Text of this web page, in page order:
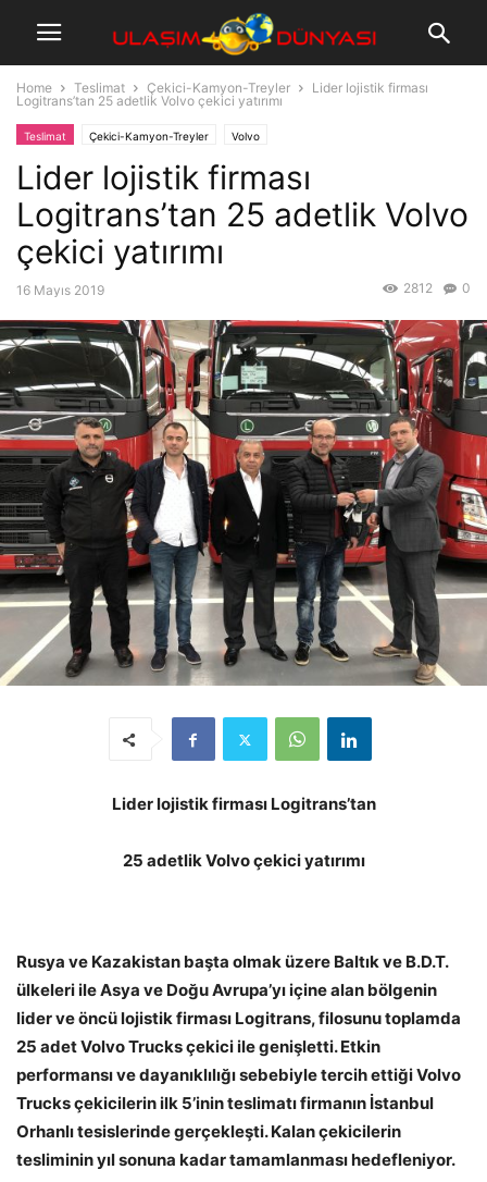
Home Teslimat Çekici-Kamyon-Treyler
Lider lojistik firması
Logitrans’tan 25 adetlik Volvo çekici yatırımı
Teslimat Çekici-Kamyon-Treyler Volvo
Lider lojistik firması
Logitrans’tan 25 adetlik Volvo
çekici yatırımı
16 Mayıs 2019 0
2812
Lider lojistik firması Logitrans’tan
25 adetlik Volvo çekici yatırımı
Rusya ve Kazakistan başta olmak üzere Baltık ve B.D.T.
ülkeleri ile Asya ve Doğu Avrupa’yı içine alan bölgenin
lider ve öncü lojistik firması Logitrans, filosunu toplamda
25 adet Volvo Trucks çekici ile genişletti. Etkin
performansı ve dayanıklılığı sebebiyle tercih ettiği Volvo
Trucks çekicilerin ilk 5’inin teslimatı firmanın İstanbul
Orhanlı tesislerinde gerçekleşti. Kalan çekicilerin
tesliminin yıl sonuna kadar tamamlanması hedefleniyor.